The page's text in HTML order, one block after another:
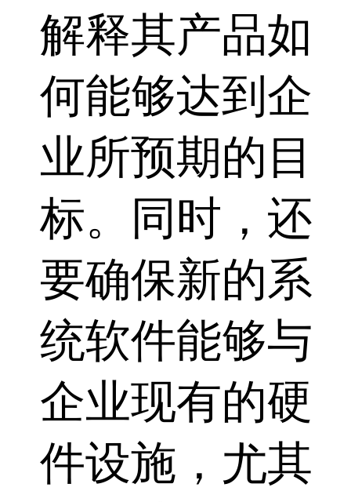
解释其产品如
何能够达到企
业所预期的目
标。同时，还
要确保新的系
统软件能够与
企业现有的硬
件设施，尤其